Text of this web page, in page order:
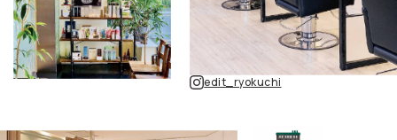
edit_ryokuchi